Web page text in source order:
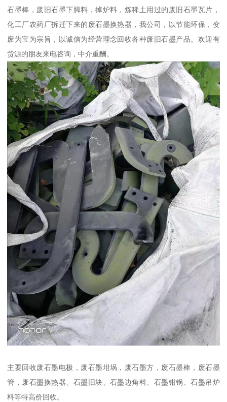
石墨棒，废旧石墨下脚料，掉炉料，炼稀土用过的废旧石墨瓦片，
化工厂农药厂拆迁下来的废石墨换热器，我公司，以节能环保，变
废为宝为宗旨，以诚信为经营理念回收各种废旧石墨产品。欢迎有
货源的朋友来电咨询，中介重酬。
主要回收废石墨电极，废石墨坩埚，废石墨方，废石墨棒，废石墨
管，废石墨换热器、石墨旧块、石墨边角料、石墨钳锅、石墨吊炉
料等特高价回收。